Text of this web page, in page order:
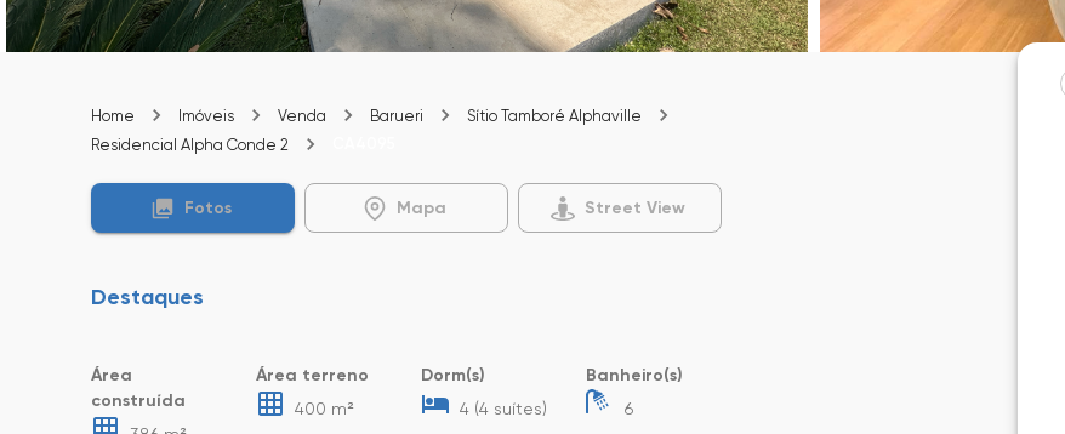
Home Imóveis Venda Barueri
Sítio Tamboré Alphaville
Residencial Alpha Conde 2
Fotos Mapa Street View
Destaques
Área
construída
Área terreno
400 m²
Dorm(s)
4 (4 suítes)
Banheiro(s)
6